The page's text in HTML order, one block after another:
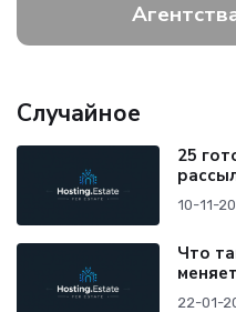
Случайное
25
10-11-
Что
меняет
22-01-